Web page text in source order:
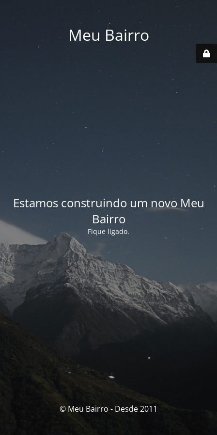
Meu Bairro
Estamos construindo um novo Meu
Bairro
Fique ligado.
© Meu Bairro - Desde 2011